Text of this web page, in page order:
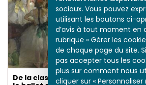
sociaux. Vous pouvez
utilisant les boutons ci-
d’avis à tout moment en
rubrique « Gérer les
de chaque page du site.
pas accepter tous les
plus sur comment nous
cliquer sur « Personnaliser
De la classe à la scène,